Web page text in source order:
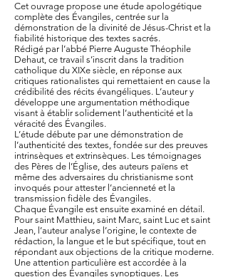
Cet ouvrage propose une étude apologétique
complète des Évangiles, centrée sur la
démonstration de la divinité de Jésus-Christ et la
fiabilité historique des textes sacrés.
Rédigé par l’abbé Pierre Auguste Théophile
Dehaut, ce travail s’inscrit dans la tradition
catholique du XIXe siècle, en réponse aux
critiques rationalistes qui remettaient en cause la
crédibilité des récits évangéliques. L’auteur y
développe une argumentation méthodique
visant à établir solidement l’authenticité et la
véracité des Évangiles.
L’étude débute par une démonstration de
l’authenticité des textes, fondée sur des preuves
intrinsèques et extrinsèques. Les témoignages
des Pères de l’Église, des auteurs païens et
même des adversaires du christianisme sont
invoqués pour attester l’ancienneté et la
transmission fidèle des Évangiles.
Chaque Évangile est ensuite examiné en détail.
Pour saint Matthieu, saint Marc, saint Luc et saint
Jean, l’auteur analyse l’origine, le contexte de
rédaction, la langue et le but spécifique, tout en
répondant aux objections de la critique moderne.
Une attention particulière est accordée à la
question des Évangiles synoptiques. Les